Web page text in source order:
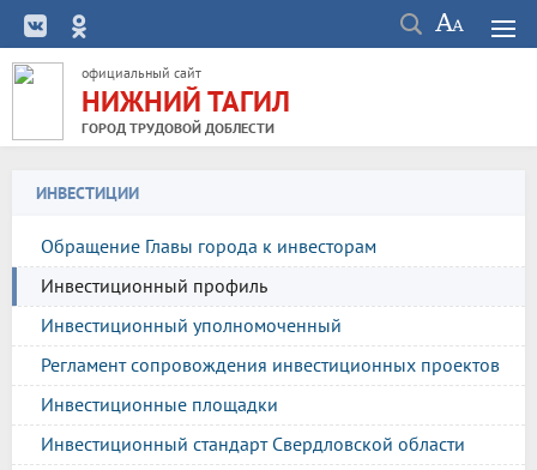
официальный сайт
НИЖНИЙ ТАГИЛ
ГОРОД ТРУДОВОЙ ДОБЛЕСТИ
ИНВЕСТИЦИИ
Обращение Главы города к инвесторам
Инвестиционный профиль
Инвестиционный уполномоченный
Регламент сопровождения инвестиционных проектов
Инвестиционные площадки
Инвестиционный стандарт Свердловской области